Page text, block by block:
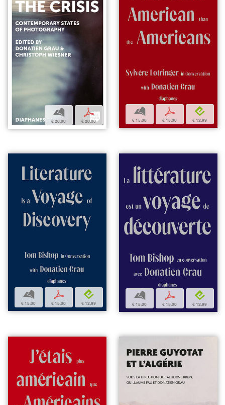
b
€ 20,00
p
€ 20,00
b
€ 15,00
p
€ 15,00
e
€ 12,99
b
€ 15,00
p
€ 15,00
e
€ 12,99
b
€ 15,00
p
€ 15,00
e
€ 12,99